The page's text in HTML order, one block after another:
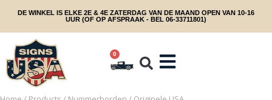
DE WINKEL IS ELKE 2E & 4E ZATERDAG VAN DE MAAND OPEN VAN 10-16
UUR (OF OP AFSPRAAK - BEL 06-33711801)
0